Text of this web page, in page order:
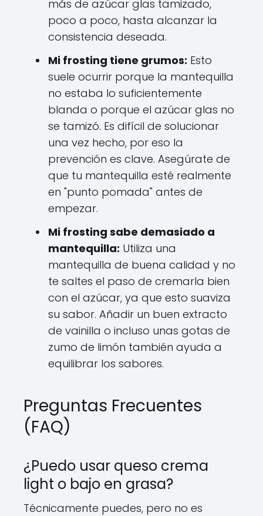
más de azúcar glas tamizado,
poco a poco, hasta alcanzar la
consistencia deseada.
Mi frosting tiene grumos: Esto
suele ocurrir porque la mantequilla
no estaba lo suficientemente
blanda o porque el azúcar glas no
se tamizó. Es difícil de solucionar
una vez hecho, por eso la
prevención es clave. Asegúrate de
que tu mantequilla esté realmente
en "punto pomada" antes de
empezar.
Mi frosting sabe demasiado a
mantequilla: Utiliza una
mantequilla de buena calidad y no
te saltes el paso de cremarla bien
con el azúcar, ya que esto suaviza
su sabor. Añadir un buen extracto
de vainilla o incluso unas gotas de
zumo de limón también ayuda a
equilibrar los sabores.
Preguntas Frecuentes
(FAQ)
¿Puedo usar queso crema
light o bajo en grasa?
Técnicamente puedes, pero no es